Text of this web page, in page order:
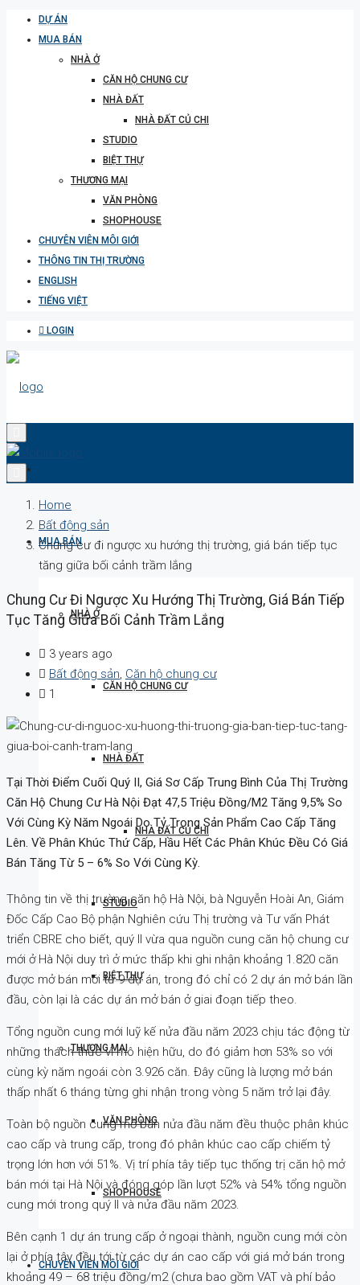
DỰ ÁN
MUA BÁN
NHÀ Ở
CĂN HỘ CHUNG CƯ
NHÀ ĐẤT
NHÀ ĐẤT CỦ CHI
STUDIO
BIỆT THỰ
THƯƠNG MẠI
VĂN PHÒNG
SHOPHOUSE
CHUYÊN VIÊN MÔI GIỚI
THÔNG TIN THỊ TRƯỜNG
ENGLISH
TIẾNG VIỆT
LOGIN
MUA BÁN
NHÀ Ở
CĂN HỘ CHUNG CƯ
NHÀ ĐẤT
NHÀ ĐẤT CỦ CHI
STUDIO
BIỆT THỰ
THƯƠNG MẠI
VĂN PHÒNG
SHOPHOUSE
CHUYÊN VIÊN MÔI GIỚI
Home
Bất động sản
Chung cư đi ngược xu hướng thị trường, giá bán tiếp tục
tăng giữa bối cảnh trầm lắng
Chung Cư Đi Ngược Xu Hướng Thị Trường, Giá Bán Tiếp
Tục Tăng Giữa Bối Cảnh Trầm Lắng
3 years ago
Bất động sản, Căn hộ chung cư
1
Tại Thời Điểm Cuối Quý II, Giá Sơ Cấp Trung Bình Của Thị Trường
Căn Hộ Chung Cư Hà Nội Đạt 47,5 Triệu Đồng/m2 Tăng 9,5% So
Với Cùng Kỳ Năm Ngoái Do Tỷ Trọng Sản Phẩm Cao Cấp Tăng
Lên. Về Phân Khúc Thứ Cấp, Hầu Hết Các Phân Khúc Đều Có Giá
Bán Tăng Từ 5 – 6% So Với Cùng Kỳ.
Thông tin về thị trường căn hộ Hà Nội, bà Nguyễn Hoài An, Giám
Đốc Cấp Cao Bộ phận Nghiên cứu Thị trường và Tư vấn Phát
triển CBRE cho biết, quý II vừa qua nguồn cung căn hộ chung cư
mới ở Hà Nội duy trì ở mức thấp khi ghi nhận khoảng 1.820 căn
được mở bán mới từ 9 dự án, trong đó chỉ có 2 dự án mở bán lần
đầu, còn lại là các dự án mở bán ở giai đoạn tiếp theo.
Tổng nguồn cung mới luỹ kế nửa đầu năm 2023 chịu tác động từ
những thách thức vĩ mô hiện hữu, do đó giảm hơn 53% so với
cùng kỳ năm ngoái còn 3.926 căn. Đây cũng là lượng mở bán
thấp nhất 6 tháng từng ghi nhận trong vòng 5 năm trở lại đây.
Toàn bộ nguồn cung mở bán nửa đầu năm đều thuộc phân khúc
cao cấp và trung cấp, trong đó phân khúc cao cấp chiếm tỷ
trọng lớn hơn với 51%. Vị trí phía tây tiếp tục thống trị căn hộ mở
bán mới tại Hà Nội và đóng góp lần lượt 52% và 54% tổng nguồn
cung mới trong quý II và nửa đầu năm 2023.
Bên cạnh 1 dự án trung cấp ở ngoại thành, nguồn cung mới còn
lại ở phía tây đều tới từ các dự án cao cấp với giá mở bán trong
khoảng 49 – 68 triệu đồng/m2 (chưa bao gồm VAT và phí bảo